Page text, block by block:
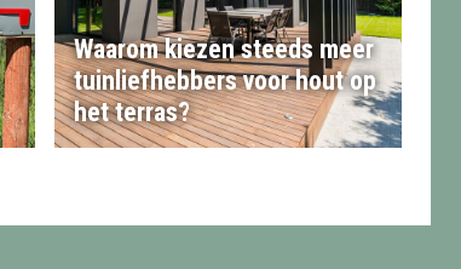
Waarom kiezen steeds meer
tuinliefhebbers voor hout op
het terras?